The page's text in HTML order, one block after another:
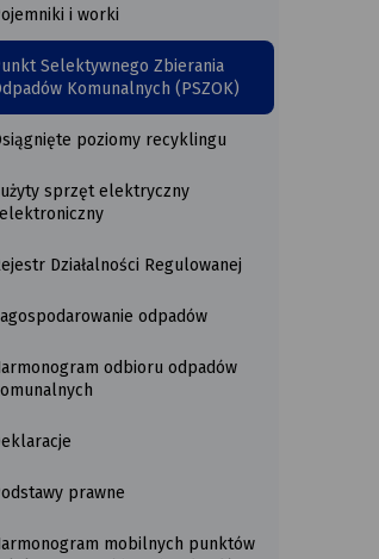
i worki
Selektywnego Zbierania
Komunalnych (PSZOK)
poziomy recyklingu
sprzęt elektryczny
Działalności Regulowanej
odpadów
odbioru odpadów
prawne
mobilnych punktów